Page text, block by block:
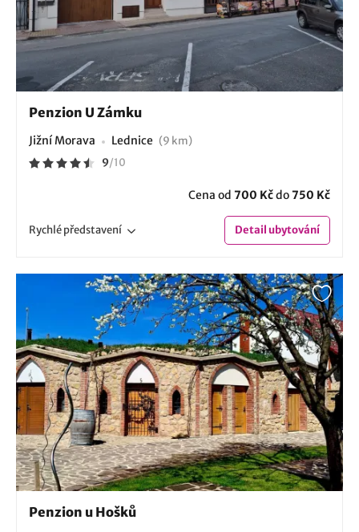
Penzion U Zámku
Jižní Morava Lednice (9 km)
9/10
Cena od 700 Kčdo750 Kč
Rychlépředstavení Detailubytování
Penzion u Hošků